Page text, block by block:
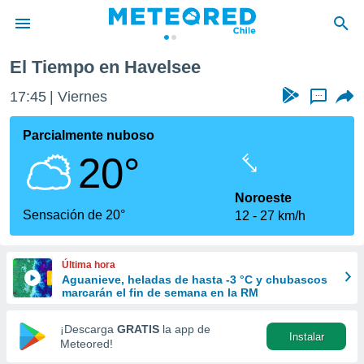
de
por
se
calidad.
a este
las
y
forma
digital
basada
El Tiempo en Havelsee
17:45 Viernes ...
Parcialmente nuboso
20°
Sensación de 20°
Noroeste
12
27 km/h
Última hora
Aguanieve, heladas de hasta -3 °C y chubascos
marcarán el fin de semana en la RM
¡Descarga GRATIS la app de
Meteored!
Instalar